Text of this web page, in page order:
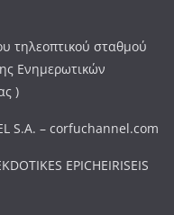
τηλεοπτικού σταθμού
Ενημερωτικών
)
S.A. – corfuchannel.com
EPICHEIRISEIS